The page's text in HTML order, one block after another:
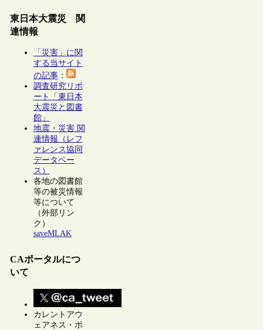
東日本大震災 関
連情報
「災害」に関
する当サイト
の記事：
調査研究リポ
ート「東日本
大震災と図書
館」
地震・災害 関
連情報（レフ
ァレンス協同
データベー
ス）
各地の図書館
等の被災情報
等について
（外部リン
ク）
saveMLAK
CAポータルにつ
いて
カレントアウ
ェアネス・ポ